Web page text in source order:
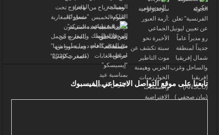
تابعنا على موقع التواصل الاجتماعي الفيسبوك